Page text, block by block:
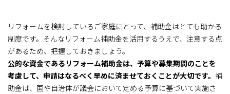
リフォームを検討しているご家庭にとって、補助金はとても助かる
制度です。そんなリフォーム補助金を活用するうえで、注意する点
があるため、把握しておきましょう。
公的な資金であるリフォーム補助金は、予算や募集期間のことを
考慮して、申請はなるべく早めに済ませておくことが大切です。 補
助金は、国や自治体が議会において定める予算に基づいて実施さ